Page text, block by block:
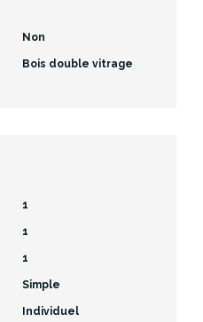
Non
Bois double vitrage
1
1
1
Simple
Individuel